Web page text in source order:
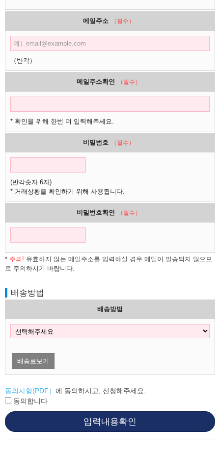
메일주소 （필수）
（반각）
메일주소확인 （필수）
* 확인을 위해 한번 더 입력해주세요.
비밀번호 （필수）
(반각숫자 6자)
* 거래상황을 확인하기 위해 사용됩니다.
비밀번호확인 （필수）
* 주의! 유효하지 않는 메일주소를 입력하실 경우 메일이 발송되지 않으므
로 주의하시기 바랍니다.
배송방법
배송방법
배송료보기
동의사항(PDF） 에 동의하시고, 신청해주세요.
동의합니다
입력내용확인